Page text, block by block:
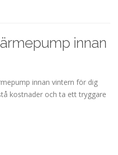
innan
innan vintern för dig
kostnader och ta ett tryggare